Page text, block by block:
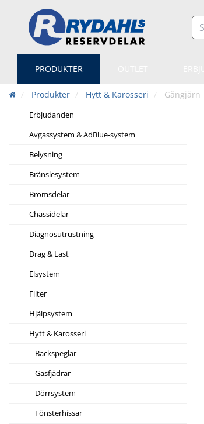
PRODUKTER
Produkter Hytt & Karosseri Gångjärn
Erbjudanden
Avgassystem & AdBlue-system
Belysning
Bränslesystem
Bromsdelar
Chassidelar
Diagnosutrustning
Drag & Last
Elsystem
Filter
Hjälpsystem
Hytt & Karosseri
Backspeglar
Gasfjädrar
Dörrsystem
Fönsterhissar